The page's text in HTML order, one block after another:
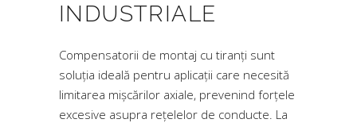
INDUSTRIALE
Compensatorii de montaj cu tiranți sunt
soluția ideală pentru aplicații care necesită
limitarea mișcărilor axiale, prevenind forțele
excesive asupra rețelelor de conducte. La